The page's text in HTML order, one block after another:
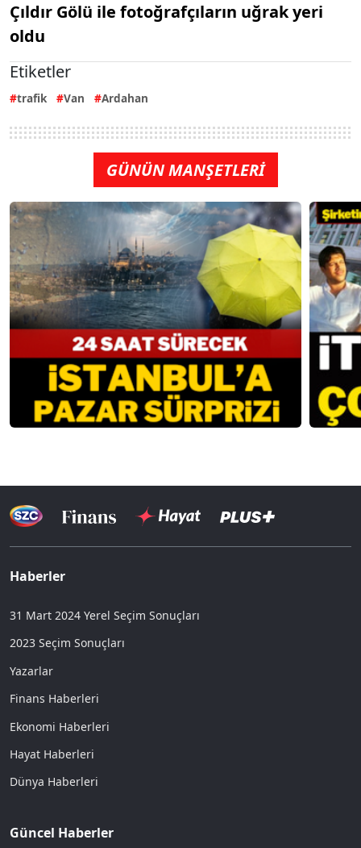
Çıldır Gölü ile fotoğrafçıların uğrak yeri
oldu
Etiketler
trafik Van Ardahan
GÜNÜN MANŞETLERİ
Haberler
31 Mart 2024 Yerel Seçim Sonuçları
2023 Seçim Sonuçları
Yazarlar
Finans Haberleri
Ekonomi Haberleri
Hayat Haberleri
Dünya Haberleri
Güncel Haberler